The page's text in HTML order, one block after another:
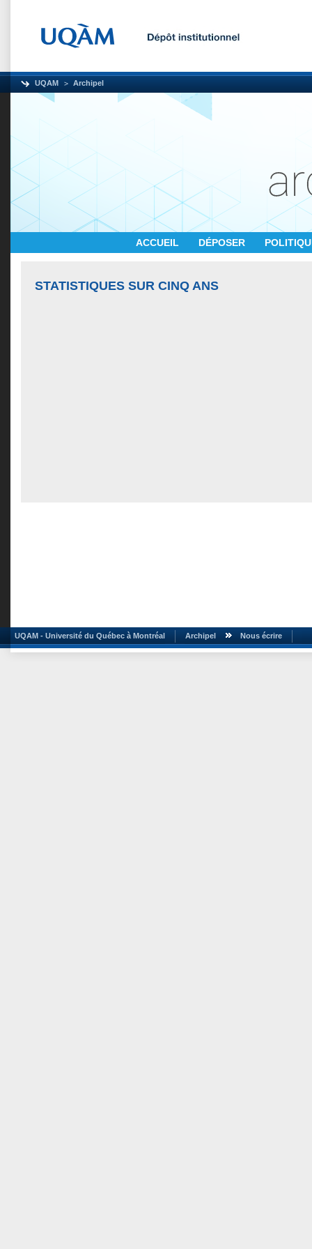
UQAM Archipel
ACCUEIL DÉPOSER
STATISTIQUES SUR CINQ ANS
UQAM - Université du Québec à Montréal Archipel Nous écrire